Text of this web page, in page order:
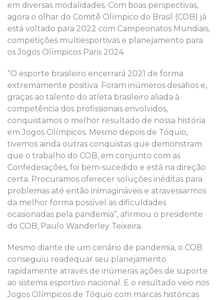
em diversas modalidades. Com boas perspectivas,
agora o olhar do Comitê Olímpico do Brasil (COB) já
está voltado para 2022 com Campeonatos Mundiais,
competições multiesportivas e planejamento para
os Jogos Olímpicos Paris 2024.
“O esporte brasileiro encerrará 2021 de forma
extremamente positiva. Foram inúmeros desafios e,
graças ao talento do atleta brasileiro aliada à
competência dos profissionais envolvidos,
conquistamos o melhor resultado de nossa história
em Jogos Olímpicos. Mesmo depois de Tóquio,
tivemos ainda outras conquistas que demonstram
que o trabalho do COB, em conjunto com as
Confederações, foi bem-sucedido e está na direção
certa. Procuramos oferecer soluções inéditas para
problemas até então inimagináveis e atravessarmos
da melhor forma possível as dificuldades
ocasionadas pela pandemia”, afirmou o presidente
do COB, Paulo Wanderley Teixeira.
Mesmo diante de um cenário de pandemia, o COB
conseguiu readequar seu planejamento
rapidamente através de inúmeras ações de suporte
ao sistema esportivo nacional. E o resultado veio nos
Jogos Olímpicos de Tóquio com marcas históricas